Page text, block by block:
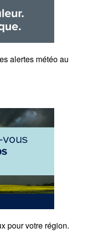
alertes météo au
pour votre région.